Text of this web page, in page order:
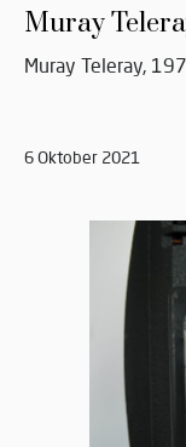
Muray
Muray Teleray,
6 Oktober 2021